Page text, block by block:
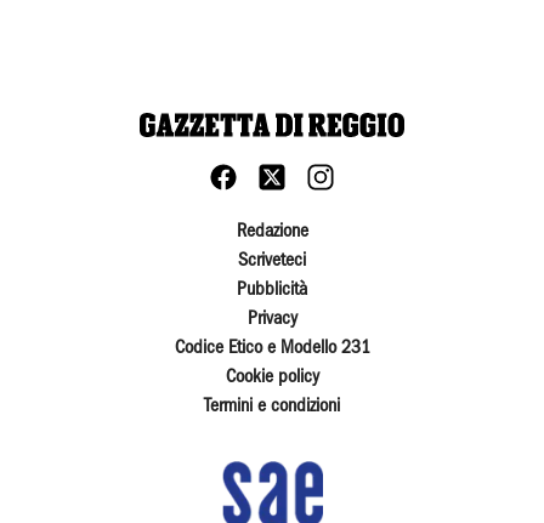
Redazione
Scriveteci
Pubblicità
Privacy
Codice Etico e Modello 231
Cookie policy
Termini e condizioni